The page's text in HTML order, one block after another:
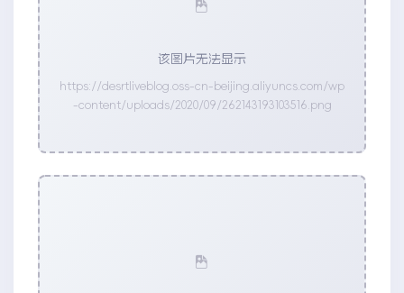
该图片无法显示
https://desrtliveblog.oss-cn-beijing.aliyuncs.com/wp
-content/uploads/2020/09/262143193103516.png